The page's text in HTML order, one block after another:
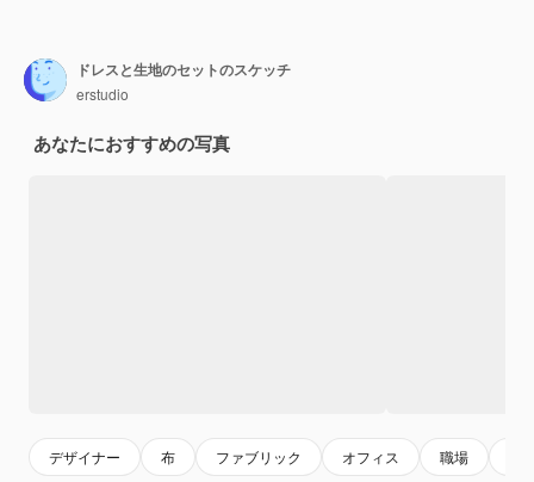
ドレスと生地のセットのスケッチ
erstudio
あなたにおすすめの写真
デザイナー 布 ファブリック オフィス 職場